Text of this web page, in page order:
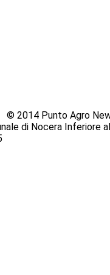
© 2014 Punto Agro
di Nocera Inferiore